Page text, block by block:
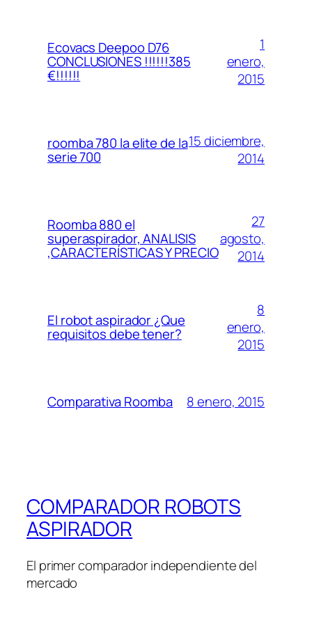
Ecovacs Deepoo D76
CONCLUSIONES !!!!!!385
€!!!!!!
1
enero,
2015
roomba 780 la elite de la
serie 700
15 diciembre,
2014
Roomba 880 el
superaspirador, ANALISIS
,CARACTERÍSTICAS Y PRECIO
27
agosto,
2014
El robot aspirador ¿Que
requisitos debe tener?
8
enero,
2015
Comparativa Roomba 8 enero, 2015
COMPARADOR ROBOTS
ASPIRADOR
El primer comparador independiente del
mercado